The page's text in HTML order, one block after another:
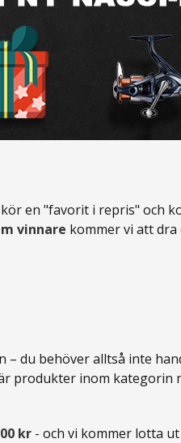
en "favorit i repris" och
vinnare kommer vi att dra
du behöver alltså inte
produkter inom
kr - och vi kommer lotta